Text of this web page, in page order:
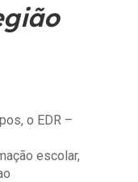
o EDR –
escolar,